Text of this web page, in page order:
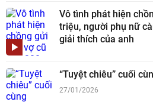
Vô tình phát hiện
triệu, người phụ nữ
giải thích của anh
“Tuyệt chiêu” cuối
27/01/2026